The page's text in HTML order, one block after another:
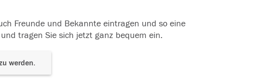
Freunde und Bekannte eintragen und so eine
tragen Sie sich jetzt ganz bequem ein.
werden.